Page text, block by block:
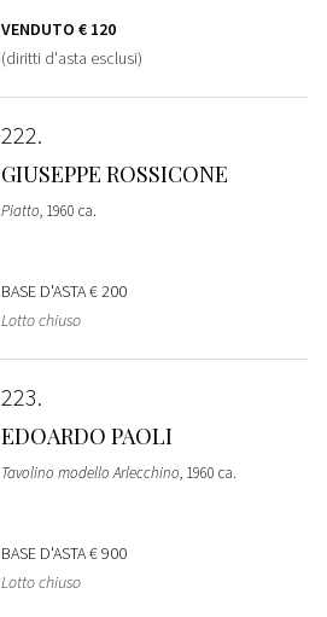
VENDUTO € 120
(diritti d'asta esclusi)
222
GIUSEPPE ROSSICONE
Piatto, 1960 ca.
BASE D'ASTA€ 200
Lotto chiuso
223
EDOARDO PAOLI
Tavolino modello Arlecchino, 1960 ca.
BASE D'ASTA€ 900
Lotto chiuso